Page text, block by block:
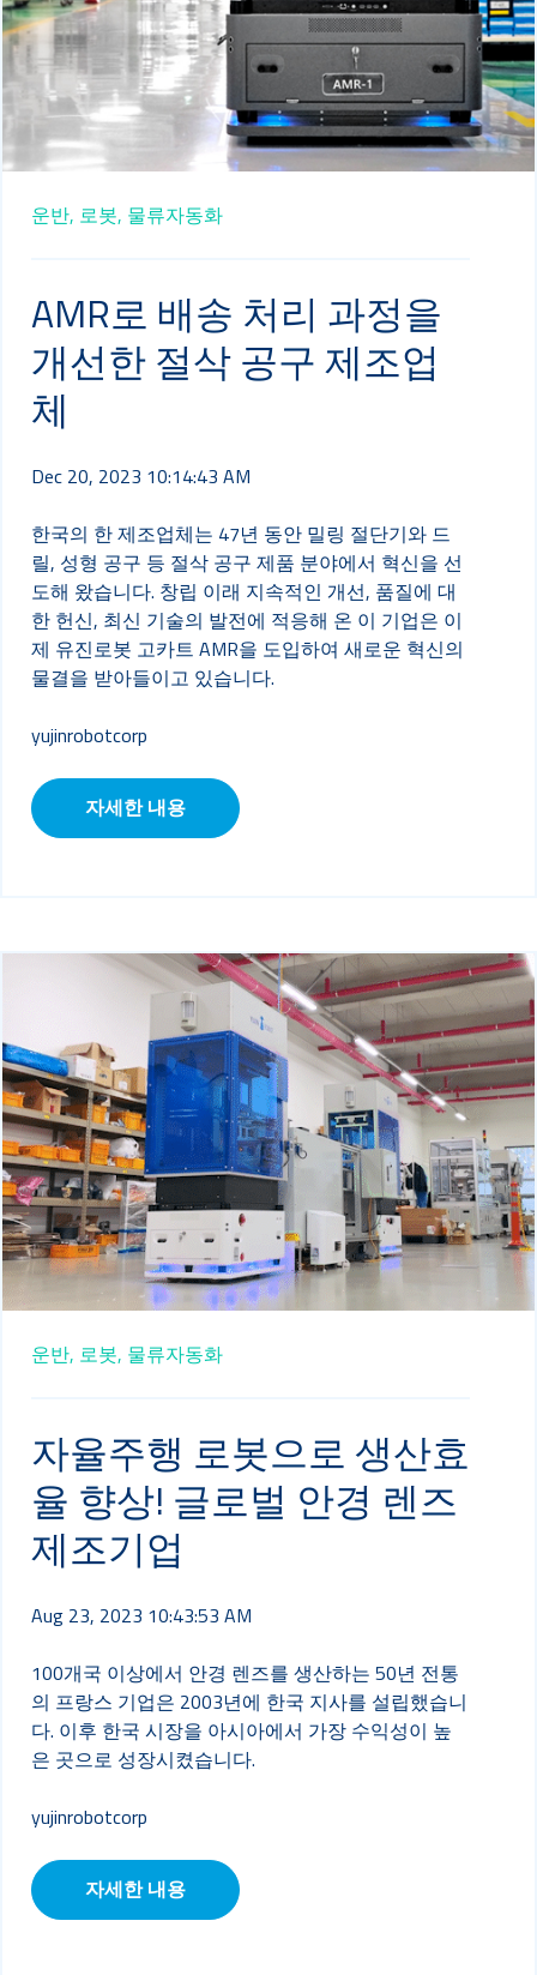
운반, 로봇, 물류자동화
AMR로 배송 처리 과정을
개선한 절삭 공구 제조업
체
Dec 20, 2023 10:14:43 AM
한국의 한 제조업체는 47년 동안 밀링 절단기와 드
릴, 성형 공구 등 절삭 공구 제품 분야에서 혁신을 선
도해 왔습니다. 창립 이래 지속적인 개선, 품질에 대
한 헌신, 최신 기술의 발전에 적응해 온 이 기업은 이
제 유진로봇 고카트 AMR을 도입하여 새로운 혁신의
물결을 받아들이고 있습니다.
yujinrobotcorp
자세한 내용
운반, 로봇, 물류자동화
자율주행 로봇으로 생산효
율 향상! 글로벌 안경 렌즈
제조기업
Aug 23, 2023 10:43:53 AM
100개국 이상에서 안경 렌즈를 생산하는 50년 전통
의 프랑스 기업은 2003년에 한국 지사를 설립했습니
다. 이후 한국 시장을 아시아에서 가장 수익성이 높
은 곳으로 성장시켰습니다.
yujinrobotcorp
자세한 내용